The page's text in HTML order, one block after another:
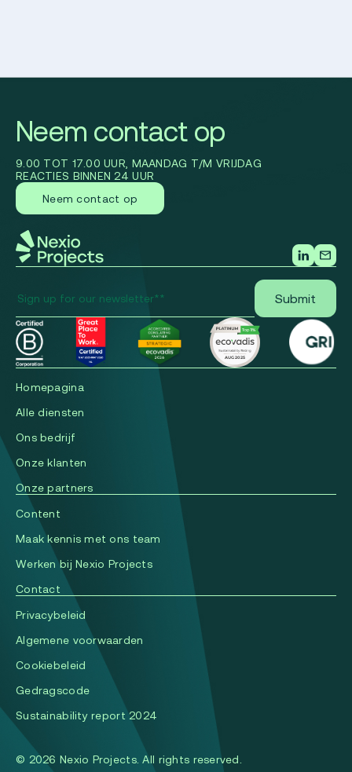
Neem contact op
9.00 TOT 17.00 UUR, MAANDAG T/M VRIJDAG
REACTIES BINNEN 24 UUR
Neem contact op
Homepagina
Alle diensten
Ons bedrijf
Onze klanten
Onze partners
Content
Maak kennis met ons team
Werken bij Nexio Projects
Contact
Privacybeleid
Algemene voorwaarden
Cookiebeleid
Gedragscode
Sustainability report 2024
© 2026 Nexio Projects. All rights reserved.